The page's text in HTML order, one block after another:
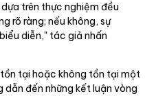
trên thực nghiệm đều
rõ ràng; nếu không, sự
diễn," tác giả nhấn
tại hoặc không tồn tại một
đến những kết luận vòng